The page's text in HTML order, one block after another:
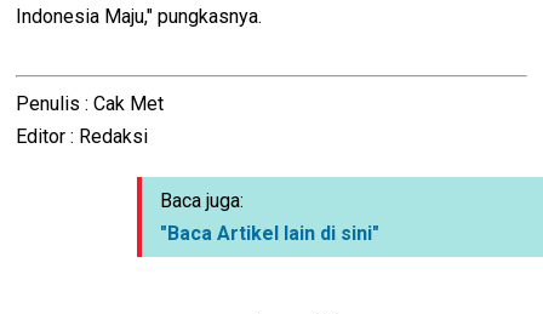
Indonesia Maju," pungkasnya.
Penulis : Cak Met
Editor : Redaksi
Baca juga:
"Baca Artikel lain di sini"